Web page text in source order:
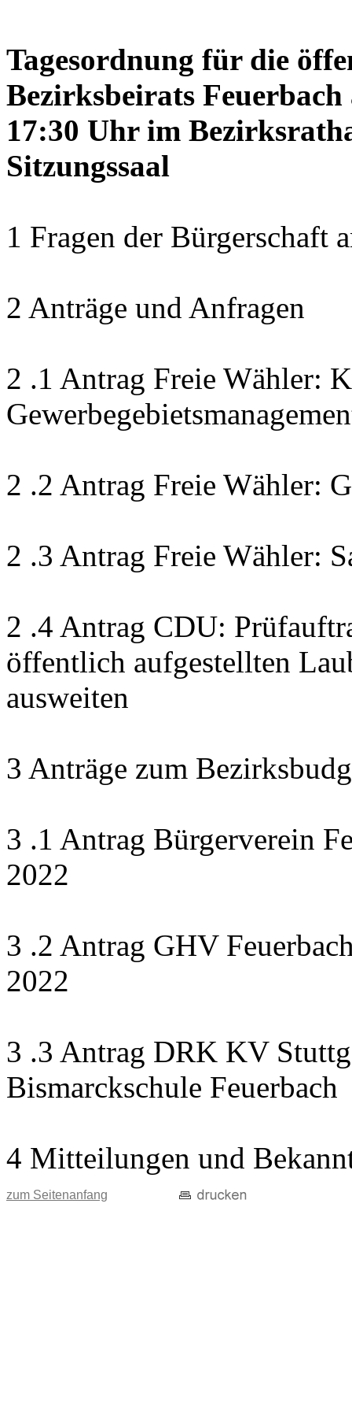
Tagesordnung für die
Bezirksbeirats
17:30 Uhr im
Sitzungssaal
1 Fragen der Bürgerschaft
2 Anträge und Anfragen
2 .1 Antrag Freie Wähler:
2 .2 Antrag Freie Wähler:
2 .3 Antrag Freie Wähler:
2 .4 Antrag CDU:
öffentlich aufgestellten
ausweiten
3 Anträge zum
3 .1 Antrag Bürgerverein
2022
3 .2 Antrag GHV
2022
3 .3 Antrag DRK KV
Bismarckschule Feuerbach
4 Mitteilungen und
zum Seitenanfang